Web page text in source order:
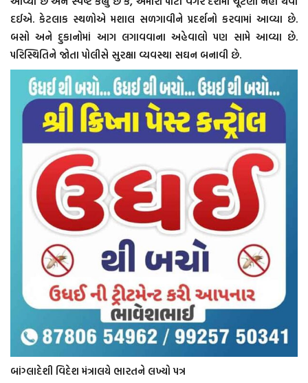
દઈએ. કેટલાક સ્થળોએ મશાલ સળગાવીને પ્રદર્શનો કરવામાં આવ્યા છે.
બસો અને દુકાનોમાં આગ લગાવવાના અહેવાલો પણ સામે આવ્યા છે.
પરિસ્થિતિને જોતા પોલીસે સુરક્ષા વ્યવસ્થા સઘન બનાવી છે.
બાંગ્લાદેશી વિદેશ મંત્રાલયે ભારતને લખ્યો પત્ર